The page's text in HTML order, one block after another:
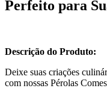
Perfeito para
Descrição do Produto:
Deixe suas criações
com nossas Pérolas